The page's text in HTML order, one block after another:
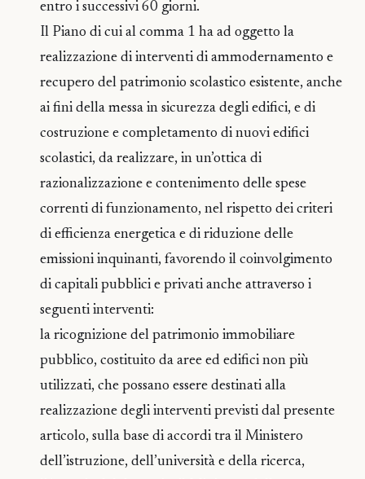
entro i successivi 60 giorni.
Il Piano di cui al comma 1 ha ad oggetto la
realizzazione di interventi di ammodernamento e
recupero del patrimonio scolastico esistente, anche
ai fini della messa in sicurezza degli edifici, e di
costruzione e completamento di nuovi edifici
scolastici, da realizzare, in un’ottica di
razionalizzazione e contenimento delle spese
correnti di funzionamento, nel rispetto dei criteri
di efficienza energetica e di riduzione delle
emissioni inquinanti, favorendo il coinvolgimento
di capitali pubblici e privati anche attraverso i
seguenti interventi:
la ricognizione del patrimonio immobiliare
pubblico, costituito da aree ed edifici non più
utilizzati, che possano essere destinati alla
realizzazione degli interventi previsti dal presente
articolo, sulla base di accordi tra il Ministero
dell’istruzione, dell’università e della ricerca,